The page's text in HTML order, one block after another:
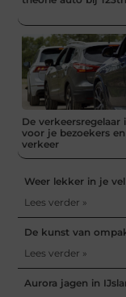
De verkeersregelaar
voor je bezoekers
verkeer
Weer lekker in je
Lees verder »
De kunst van
Lees verder »
Aurora jagen in